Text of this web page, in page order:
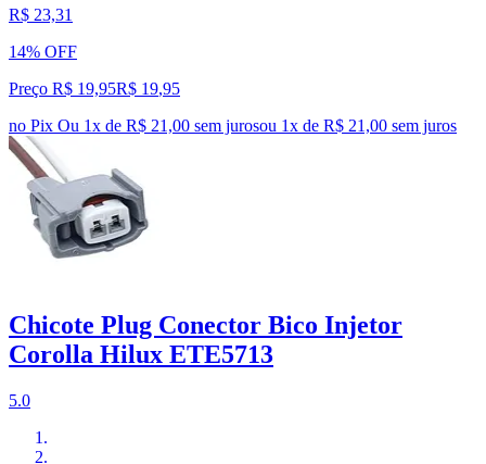
R$ 23,31
14% OFF
Preço R$ 19,95R$ 19,95
no Pix Ou 1x de R$ 21,00 sem jurosou 1x de R$ 21,00 sem juros
Chicote Plug Conector Bico Injetor
Corolla Hilux ETE5713
5.0